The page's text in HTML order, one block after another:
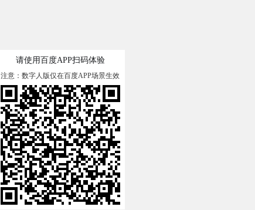
请使用百度APP扫码体验
注意：数字人版仅在百度APP场景生效